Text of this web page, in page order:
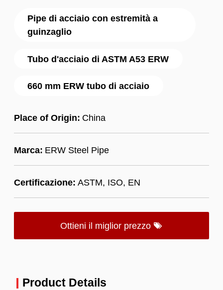
Pipe di acciaio con estremità a
guinzaglio
Tubo d'acciaio di ASTM A53 ERW
660 mm ERW tubo di acciaio
Place of Origin: China
Marca: ERW Steel Pipe
Certificazione: ASTM, ISO, EN
Ottieni il miglior prezzo
Product Details